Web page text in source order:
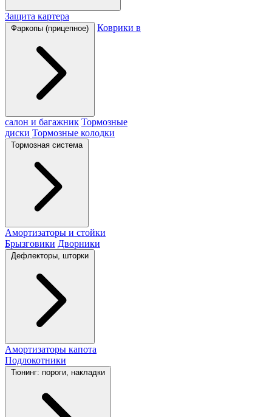
Защита картера
Фаркопы (прицепное) Коврики в
салон и багажник Тормозные
диски Тормозные колодки
Тормозная система
Амортизаторы и стойки
Брызговики Дворники
Дефлекторы, шторки
Амортизаторы капота
Подлокотники
Тюнинг: пороги, накладки